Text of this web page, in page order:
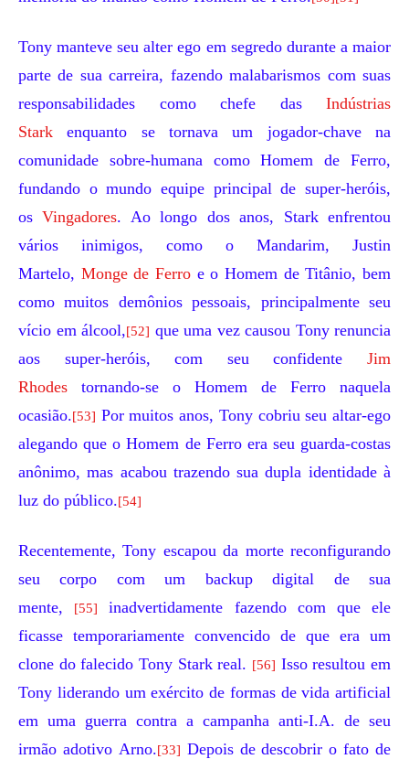
Tony manteve seu alter ego em segredo durante a maior
parte de sua carreira, fazendo malabarismos com suas
responsabilidades como chefe das Indústrias
Stark enquanto se tornava um jogador-chave na
comunidade sobre-humana como Homem de Ferro,
fundando o mundo equipe principal de super-heróis,
osVingadores. Ao longo dos anos, Stark enfrentou
vários inimigos, como o Mandarim, Justin
Martelo, Monge de Ferro e oHomem de Titânio, bem
como muitos demônios pessoais, principalmente seu
vício em álcool,[52] que uma vez causou Tony renuncia
aos super-heróis, com seu confidente Jim
Rhodes tornando-se o Homem de Ferro naquela
ocasião.[53] Por muitos anos, Tony cobriu seu altar-ego
alegando que o Homem de Ferro era seu guarda-costas
anônimo, mas acabou trazendo sua dupla identidade à
luz do público.[54]
Recentemente, Tony escapou da morte reconfigurando
seu corpo com um backup digital de sua
mente,
[55]
inadvertidamente fazendo com que ele
ficasse temporariamente convencido de que era um
clone do falecido Tony Stark real. [56] Isso resultou em
Tony liderando um exército de formas de vida artificial
em uma guerra contra a campanha anti-I.A. de seu
irmão adotivo Arno.[33] Depois de descobrir o fato de